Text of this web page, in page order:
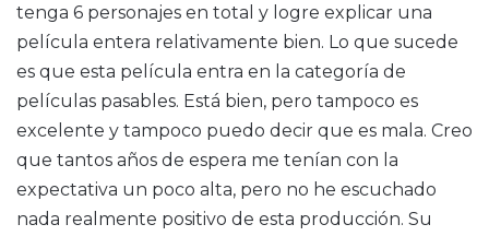
tenga 6 personajes en total y logre explicar una
película entera relativamente bien. Lo que sucede
es que esta película entra en la categoría de
películas pasables. Está bien, pero tampoco es
excelente y tampoco puedo decir que es mala. Creo
que tantos años de espera me tenían con la
expectativa un poco alta, pero no he escuchado
nada realmente positivo de esta producción. Su